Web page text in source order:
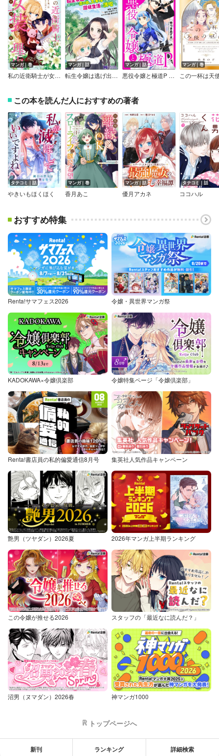
マンガ｜巻
私の近衛騎士が女装をする理由【イラスト特典付】
マンガ｜話
転生令嬢は逃げ出した森の中、スキルを駆使して潜伏生活を満喫する（コミック） 分冊版
マンガ｜話
悪役令嬢と極道P 異世界のヤクザ、乙女ゲームの悪役令嬢をプロデュースする。（分冊版）
マンガ｜巻
この本を読んだ人におすすめの著者
タテコミ｜話
やきいもほくほく
マンガ｜巻
香月あこ
マンガ｜話
優月アカネ
タテコミ｜話
ココハル
おすすめ特集
Renta!サマフェス2026 令嬢・異世界マンガ祭
KADOKAWA×令嬢倶楽部 令嬢特集ページ「令嬢倶楽部」
Renta!書店員の私的偏愛通信8月号 集英社人気作品キャンペーン
艶男（ツヤダン）2026夏 2026年マンガ上半期ランキング
この令嬢が推せる2026 スタッフの「最近なに読んだ？」
沼男（ヌマダン）2026春 神マンガ1000
トップページへ
新刊 ランキング 詳細検索